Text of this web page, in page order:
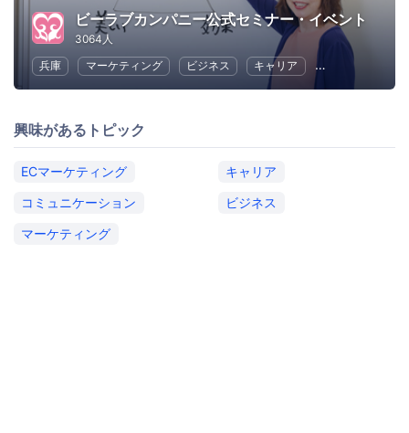
ビーラブカンパニー公式セミナー・イベント
3064人
兵庫
マーケティング ビジネス キャリア コミュニケーシ
興味があるトピック
ECマーケティング
キャリア
コミュニケーション
ビジネス
マーケティング